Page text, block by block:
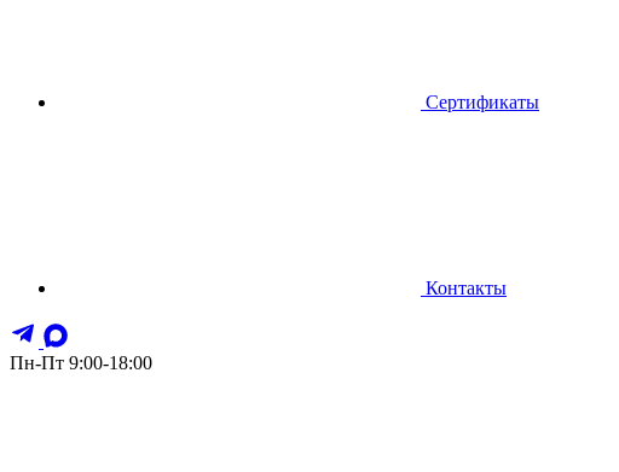
Сертификаты
Контакты
Пн-Пт 9:00-18:00